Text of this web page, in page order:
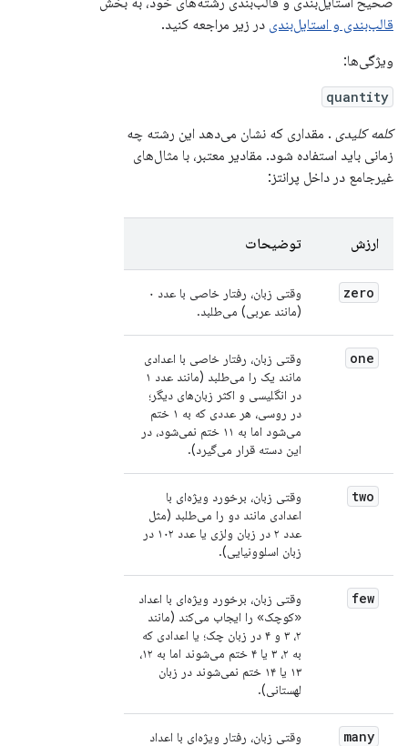
قالب‌بندی و استایل‌بندی در زیر مراجعه کنید.
ویژگی‌ها:
quantity
کلمه کلیدی . مقداری که نشان می‌دهد این رشته چه
زمانی باید استفاده شود. مقادیر معتبر، با مثال‌های
غیرجامع در داخل پرانتز:
ارزش توضیحات
zero
وقتی زبان، رفتار خاصی با عدد ۰
(مانند عربی) می‌طلبد.
one
وقتی زبان، رفتار خاصی با اعدادی
مانند یک را می‌طلبد (مانند عدد ۱
در انگلیسی و اکثر زبان‌های دیگر؛
در روسی، هر عددی که به ۱ ختم
می‌شود اما به ۱۱ ختم نمی‌شود، در
این دسته قرار می‌گیرد).
two
وقتی زبان، برخورد ویژه‌ای با
اعدادی مانند دو را می‌طلبد (مثل
عدد ۲ در زبان ولزی یا عدد ۱۰۲ در
زبان اسلوونیایی).
few
وقتی زبان، برخورد ویژه‌ای با اعداد
«کوچک» را ایجاب می‌کند (مانند
۲، ۳ و ۴ در زبان چک؛ یا اعدادی که
به ۲، ۳ یا ۴ ختم می‌شوند اما به ۱۲،
۱۳ یا ۱۴ ختم نمی‌شوند در زبان
لهستانی).
many
وقتی زبان، رفتار ویژه‌ای با اعداد